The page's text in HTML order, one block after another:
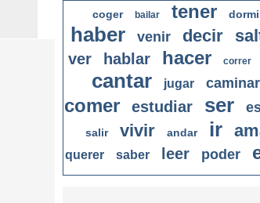
coger bailar tener
haber venir decir
ver hablar hacer correr
cantar jugar caminar
comer estudiar ser
salir vivir andar ir
querer saber leer poder